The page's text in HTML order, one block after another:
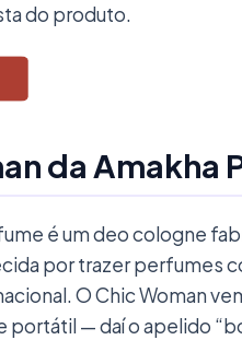
do produto.
da Amakha
é um deo cologne
por trazer perfumes
O Chic Woman
portátil — daí o apelido